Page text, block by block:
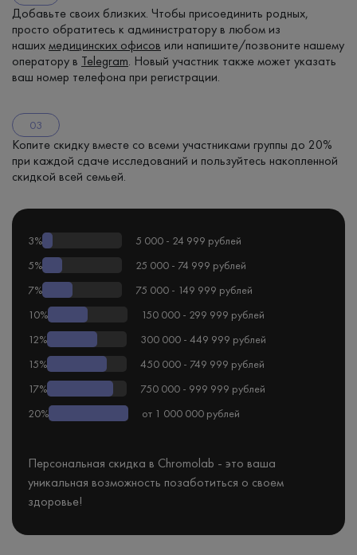
Добавьте своих близких. Чтобы присоединить родных,
просто обратитесь к администратору в любом из
нашихмедицинских офисов или напишите/позвоните нашему
оператору в Telegram. Новый участник также может указать
ваш номер телефона при регистрации.
Копите скидку вместе со всеми участниками группы до 20%
при каждой сдаче исследований и пользуйтесь накопленной
скидкой всей семьей.
3%
5 000 - 24 999 рублей
5%
25 000 - 74 999 рублей
7%
75 000 - 149 999 рублей
10%
150 000 - 299 999 рублей
12%
300 000 - 449 999 рублей
15%
450 000 - 749 999 рублей
17%
750 000 - 999 999 рублей
20%
от 1 000 000 рублей
Персональная скидка в Chromolab - это ваша
уникальная возможность позаботиться о своем
здоровье!